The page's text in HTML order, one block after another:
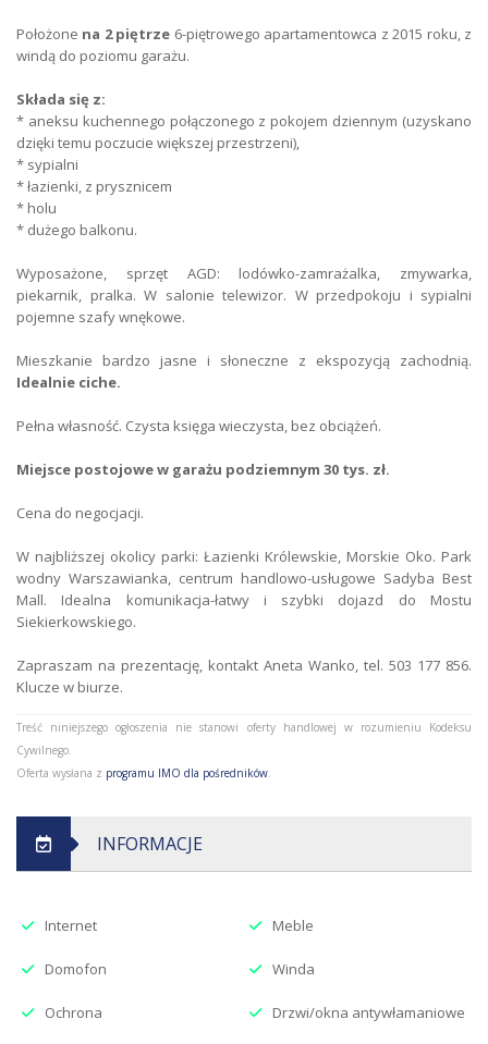
Forma własności własność
Liczba sypialni
Głośność ciche
Kuchnia
Łazienka
Parking parking podziemny
Ogrzewanie
Typ balkonu
Położone na 2 piętrze 6-piętrowego apartamentowca z 2015 roku, z
windą do poziomu garażu.
Składa się z:
* aneksu kuchennego połączonego z pokojem dziennym (uzyskano
dzięki temu poczucie większej przestrzeni),
* sypialni
* łazienki, z prysznicem
* holu
* dużego balkonu.
Wyposażone, sprzęt AGD: lodówko-zamrażalka, zmywarka,
piekarnik, pralka. W salonie telewizor. W przedpokoju i sypialni
pojemne szafy wnękowe.
Mieszkanie bardzo jasne i słoneczne z ekspozycją zachodnią.
Idealnie ciche.
Pełna własność. Czysta księga wieczysta, bez obciążeń.
Miejsce postojowe w garażu podziemnym 30 tys. zł.
Cena do negocjacji.
W najbliższej okolicy parki: Łazienki Królewskie, Morskie Oko. Park
wodny Warszawianka, centrum handlowo-usługowe Sadyba Best
Mall. Idealna komunikacja-łatwy i szybki dojazd do Mostu
Siekierkowskiego.
Zapraszam na prezentację, kontakt Aneta Wanko, tel. 503 177 856.
Klucze w biurze.
Treść niniejszego ogłoszenia nie stanowi oferty handlowej w rozumieniu Kodeksu
Cywilnego.
Oferta wysłana z programu IMO dla pośredników
INFORMACJE
Internet Meble
Domofon Winda
Ochrona Drzwi/okna antywłamaniowe